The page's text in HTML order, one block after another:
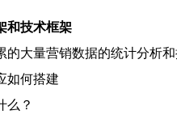
和技术框架
量营销数据的统计分析和
如何搭建
？